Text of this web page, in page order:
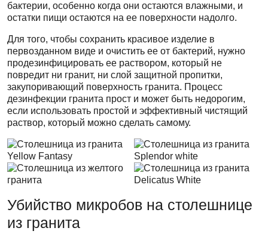
бактерии, особенно когда они остаются влажными, и
остатки пищи остаются на ее поверхности надолго.
Для того, чтобы сохранить красивое изделие в
первозданном виде и очистить ее от бактерий, нужно
продезинфицировать ее раствором, который не
повредит ни гранит, ни слой защитной пропитки,
закупоривающий поверхность гранита. Процесс
дезинфекции гранита прост и может быть недорогим,
если использовать простой и эффективный чистящий
раствор, который можно сделать самому.
Убийство микробов на столешнице
из гранита